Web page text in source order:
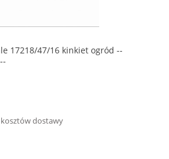
17218/47/16 kinkiet ogród --
kosztów dostawy